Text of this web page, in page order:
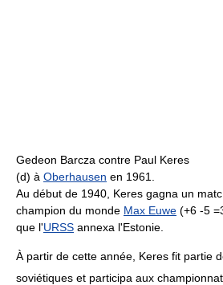
Gedeon Barcza contre Paul Keres
(d) à Oberhausen en 1961.
Au début de 1940, Keres gagna un
champion du monde Max Euwe (+6 -5
que l'URSS annexa l'Estonie.
À partir de cette année, Keres fit partie
soviétiques et participa aux